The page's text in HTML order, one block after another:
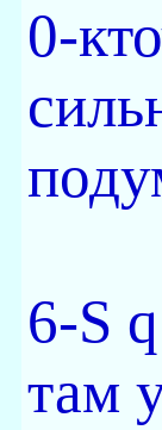
0-
6-S
там